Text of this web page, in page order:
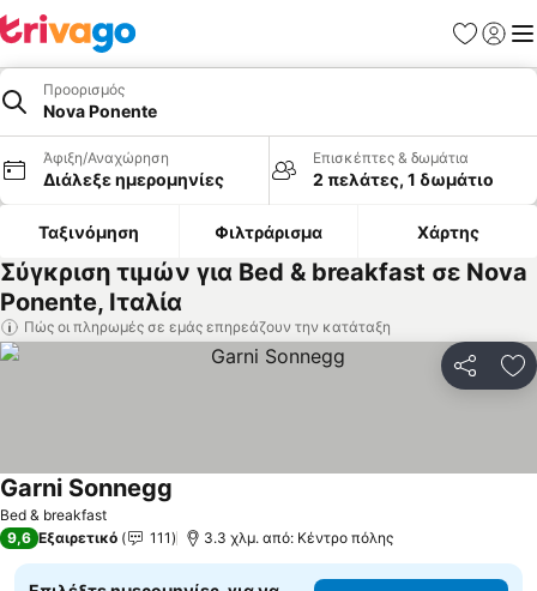
Προορισμός
Nova Ponente
Άφιξη/Αναχώρηση
Διάλεξε ημερομηνίες
Επισκέπτες & δωμάτια
2 πελάτες, 1 δωμάτιο
Ταξινόμηση Φιλτράρισμα Χάρτης
Σύγκριση τιμών για Bed & breakfast σε Nova
Ponente, Ιταλία
Πώς οι πληρωμές σε εμάς επηρεάζουν την κατάταξη
Bed & breakfast
Garni Sonnegg
9,6 Εξαιρετικό 111 3.3 χλμ. από: Κέντρο πόλης